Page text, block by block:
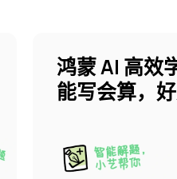
鸿蒙 AI 高效
能写会算，